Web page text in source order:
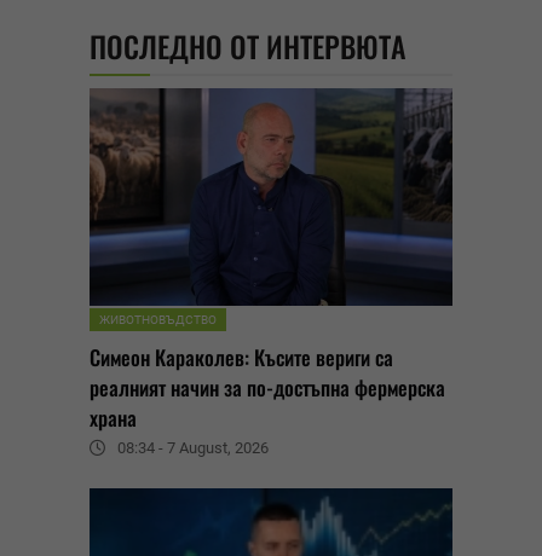
ПОСЛЕДНО ОТ ИНТЕРВЮТА
ЖИВОТНОВЪДСТВО
Симеон Караколев: Късите вериги са
реалният начин за по-достъпна фермерска
храна
08:34 - 7 August, 2026